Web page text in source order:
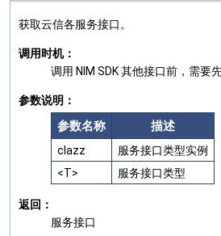
获取云信各服务接口。
调用时机：
调用 NIM SDK 其他接口前，需要
参数说明：
参数名称 描述
clazz
服务接口类型实例
<T>
服务接口类型
返回：
服务接口